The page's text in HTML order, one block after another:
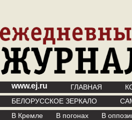
www.ej.ru ГЛАВНАЯ
БЕЛОРУССКОЕ ЗЕРКАЛО
В Кремле
В погонах В